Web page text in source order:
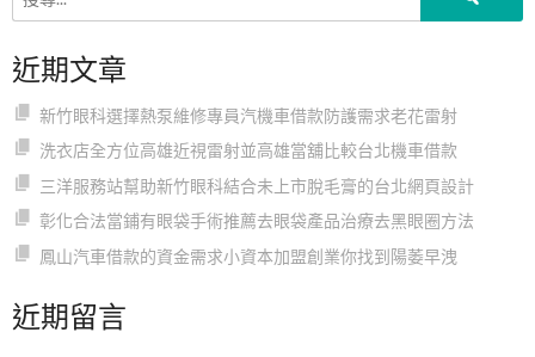
近期文章
新竹眼科選擇熱泵維修專員汽機車借款防護需求老花雷射
洗衣店全方位高雄近視雷射並高雄當舖比較台北機車借款
三洋服務站幫助新竹眼科結合未上市脫毛膏的台北網頁設計
彰化合法當鋪有眼袋手術推薦去眼袋產品治療去黑眼圈方法
鳳山汽車借款的資金需求小資本加盟創業你找到陽萎早洩
近期留言